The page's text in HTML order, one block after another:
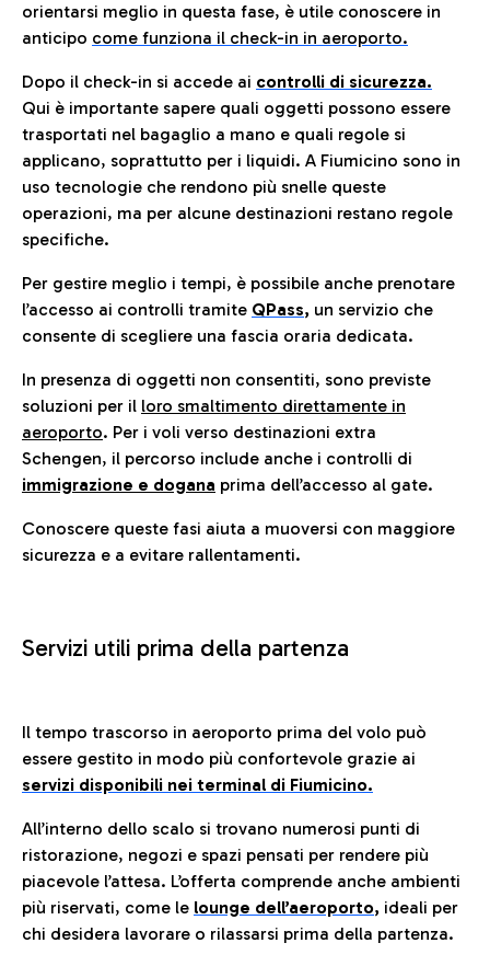
orientarsi meglio in questa fase, è utile conoscere in
anticipo come funziona il check-in in aeroporto.
Dopo il check-in si accede ai controlli di sicurezza.
Qui è importante sapere quali oggetti possono essere
trasportati nel bagaglio a mano e quali regole si
applicano, soprattutto per i liquidi. A Fiumicino sono in
uso tecnologie che rendono più snelle queste
operazioni, ma per alcune destinazioni restano regole
specifiche.
Per gestire meglio i tempi, è possibile anche prenotare
l’accesso ai controlli tramite QPass, un servizio che
consente di scegliere una fascia oraria dedicata.
In presenza di oggetti non consentiti, sono previste
soluzioni per il loro smaltimento direttamente in
aeroporto. Per i voli verso destinazioni extra
Schengen, il percorso include anche i controlli di
immigrazione e dogana prima dell’accesso al gate.
Conoscere queste fasi aiuta a muoversi con maggiore
sicurezza e a evitare rallentamenti.
Servizi utili prima della partenza
Il tempo trascorso in aeroporto prima del volo può
essere gestito in modo più confortevole grazie ai
servizi disponibili nei terminal di Fiumicino.
All’interno dello scalo si trovano numerosi punti di
ristorazione, negozi e spazi pensati per rendere più
piacevole l’attesa. L’offerta comprende anche ambienti
più riservati, come le lounge dell’aeroporto, ideali per
chi desidera lavorare o rilassarsi prima della partenza.